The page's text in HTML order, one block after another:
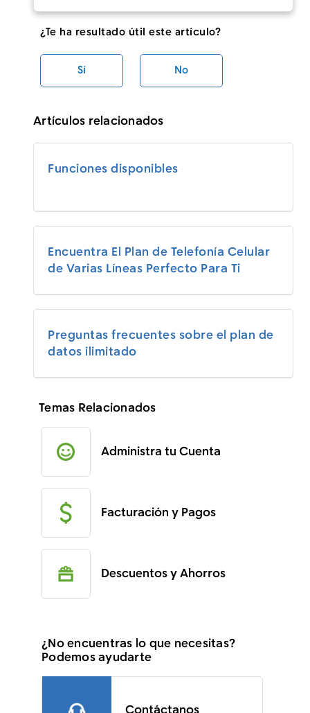
¿Te ha resultado útil este artículo?
Sí No
Artículos relacionados
Funciones disponibles
Encuentra El Plan de Telefonía Celular
de Varias Líneas Perfecto Para Ti
Preguntas frecuentes sobre el plan de
datos ilimitado
Temas Relacionados
Administra tu Cuenta
Facturación y Pagos
Descuentos y Ahorros
¿No encuentras lo que necesitas?
Podemos ayudarte